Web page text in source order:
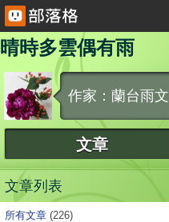
晴時多雲偶有雨
作家：蘭台雨文
文章
文章列表
所有文章 (226)